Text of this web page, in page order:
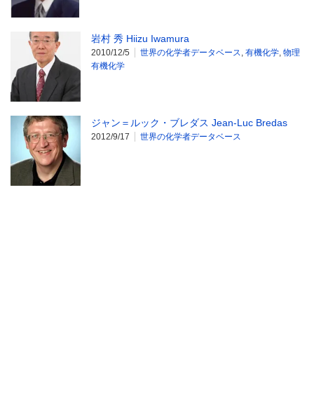
岩村 秀 Hiizu Iwamura
2010/12/5 世界の化学者データベース, 有機化学, 物理
有機化学
ジャン＝ルック・ブレダス Jean-Luc Bredas
2012/9/17 世界の化学者データベース